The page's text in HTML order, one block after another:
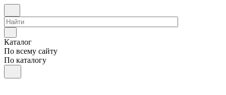
Каталог
По всему сайту
По каталогу